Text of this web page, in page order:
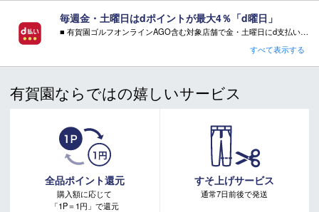
毎週金・土曜日はdポイントが最大4％「d曜日」
■ 有賀園ゴルフオンラインAGO含む対象店舗で金・土曜日にd支払いをすると
■ キャンペーン期間：毎週 金・土曜日 AM 0:00 - PM 23:59
注意事項：
・有賀園ポイントの獲得には別途ログイン/新規登録が必要です。
・本特典は予告なく変更・中止させて頂く場合があります。
・本キャンペーンの特典を受ける場合、ドコモ専用ページでエントリーが必要です。
詳しくはこちらをご確認ください。
キャンペーンページ
すべて表示する
有賀園ならではの嬉しいサービス
全品ポイント還元
購入額に応じて
「1P＝1円」で還元
すそ上げサービス
通常7日前後で発送